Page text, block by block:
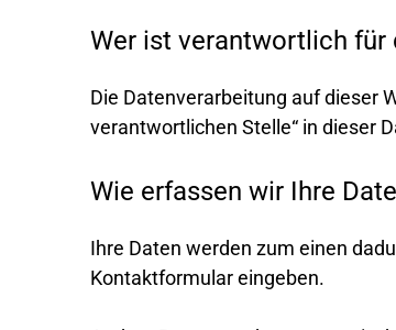
Wer ist verantwortlich für
Die Datenverarbeitung auf dieser
verantwortlichen Stelle“ in dieser
Wie erfassen wir Ihre
Ihre Daten werden zum einen
Kontaktformular eingeben.